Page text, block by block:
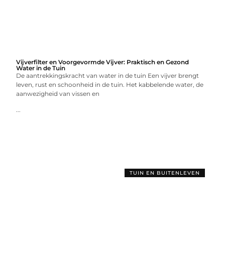
Vijverfilter en Voorgevormde Vijver: Praktisch en Gezond
Water in de Tuin
De aantrekkingskracht van water in de tuin Een vijver brengt
leven, rust en schoonheid in de tuin. Het kabbelende water, de
aanwezigheid van vissen en
...
TUIN EN BUITENLEVEN